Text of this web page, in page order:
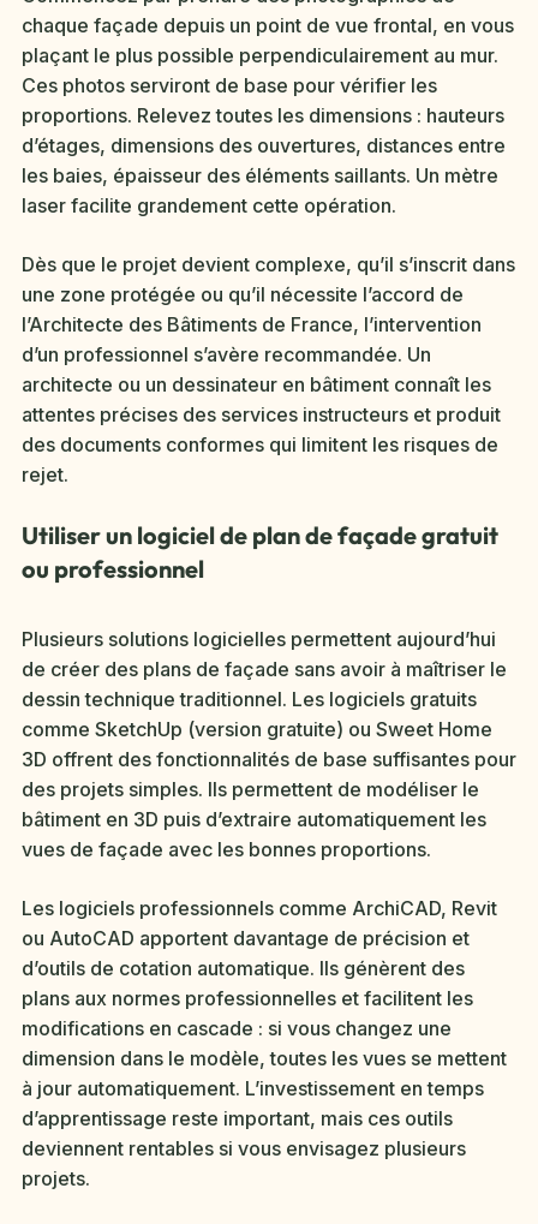
chaque façade depuis un point de vue frontal, en vous
plaçant le plus possible perpendiculairement au mur.
Ces photos serviront de base pour vérifier les
proportions. Relevez toutes les dimensions : hauteurs
d’étages, dimensions des ouvertures, distances entre
les baies, épaisseur des éléments saillants. Un mètre
laser facilite grandement cette opération.
Dès que le projet devient complexe, qu’il s’inscrit dans
une zone protégée ou qu’il nécessite l’accord de
l’Architecte des Bâtiments de France, l’intervention
d’un professionnel s’avère recommandée. Un
architecte ou un dessinateur en bâtiment connaît les
attentes précises des services instructeurs et produit
des documents conformes qui limitent les risques de
rejet.
Utiliser un logiciel de plan de façade gratuit
ou professionnel
Plusieurs solutions logicielles permettent aujourd’hui
de créer des plans de façade sans avoir à maîtriser le
dessin technique traditionnel. Les logiciels gratuits
comme SketchUp (version gratuite) ou Sweet Home
3D offrent des fonctionnalités de base suffisantes pour
des projets simples. Ils permettent de modéliser le
bâtiment en 3D puis d’extraire automatiquement les
vues de façade avec les bonnes proportions.
Les logiciels professionnels comme ArchiCAD, Revit
ou AutoCAD apportent davantage de précision et
d’outils de cotation automatique. Ils génèrent des
plans aux normes professionnelles et facilitent les
modifications en cascade : si vous changez une
dimension dans le modèle, toutes les vues se mettent
à jour automatiquement. L’investissement en temps
d’apprentissage reste important, mais ces outils
deviennent rentables si vous envisagez plusieurs
projets.